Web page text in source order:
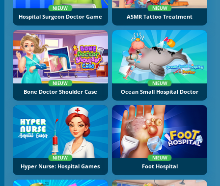
NIEUW
Hospital Surgeon Doctor Game
NIEUW
ASMR Tattoo Treatment
NIEUW
Bone Doctor Shoulder Case
NIEUW
Ocean Small Hospital Doctor
NIEUW
Hyper Nurse: Hospital Games
NIEUW
Foot Hospital